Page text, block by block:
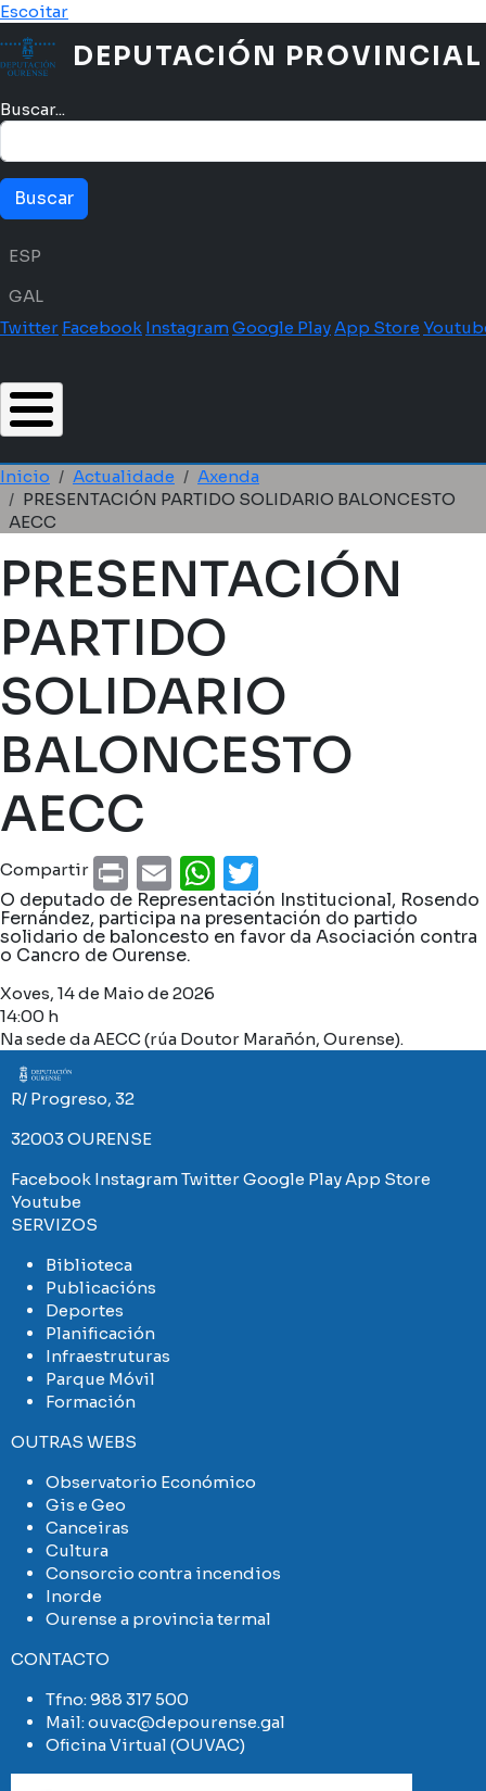
Ir o contido principal
Escoitar
DEPUTACIÓN PROVINCIAL
Buscar...
Menú idioma
ESP
GAL
Twitter Facebook InstagramGoogle PlayApp Store
Miga de pan
Inicio Actualidade
Axenda
PRESENTACIÓN PARTIDO SOLIDARIO BALONCESTO
AECC
PRESENTACIÓN
PARTIDO
SOLIDARIO
BALONCESTO
AECC
Compartir PrintEmailWhatsApp
O deputado de Representación Institucional, Rosendo
Fernández, participa na presentación do partido
solidario de baloncesto en favor da Asociación contra
o Cancro de Ourense.
Xoves, 14 de Maio de 2026
14:00 h
Na sede da AECC (rúa Doutor Marañón, Ourense).
Imaxe
R/ Progreso, 32
32003 OURENSE
Facebook InstagramTwitterGoogle PlayApp Store
Youtube
SERVIZOS
Biblioteca
Publicacións
Deportes
Planificación
Infraestruturas
Parque Móvil
Formación
OUTRAS WEBS
Observatorio Económico
Gis e Geo
Canceiras
Cultura
Consorcio contra incendios
Inorde
Ourense a provincia termal
CONTACTO
Tfno:988 317 500
Mail:ouvac@depourense.gal
Oficina Virtual (OUVAC)